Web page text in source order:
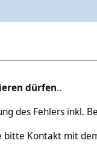
dürfen..
des Fehlers inkl.
bitte Kontakt mit